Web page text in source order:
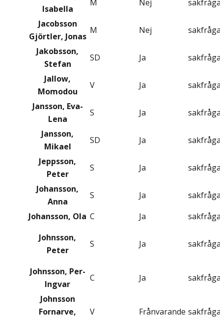
Isabella
M Nej
Jacobsson
Gjörtler, Jonas
M Nej
Jakobsson,
Stefan
SD Ja
Jallow,
Momodou
V Ja
Jansson, Eva-
Lena
S Ja
Jansson,
Mikael
SD Ja
Jeppsson,
Peter
S Ja
Johansson,
Anna
S Ja
Johansson, Ola C Ja
Johnsson,
Peter
S Ja
Johnsson, Per-
Ingvar
C Ja
Johnsson
Fornarve,
V Frånvarande